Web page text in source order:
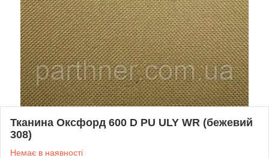
Тканина Оксфорд 600 D PU ULY WR (бежевий
308)
Немає в наявності